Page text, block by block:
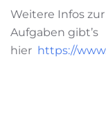
Weitere Infos
Aufgaben gibt’s
hier https://